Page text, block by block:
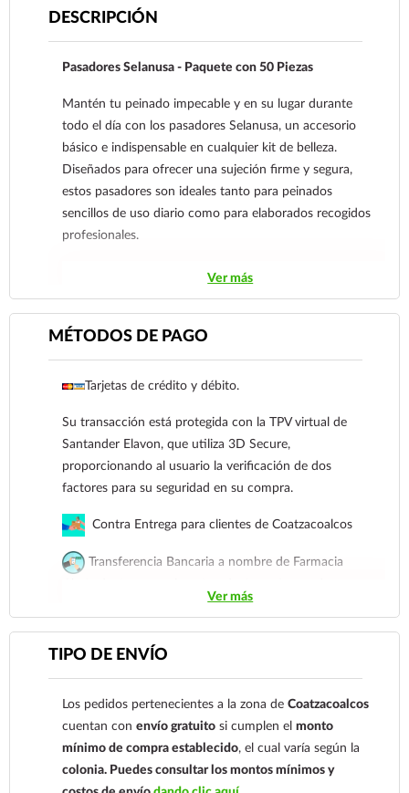
DESCRIPCIÓN
Pasadores Selanusa - Paquete con 50 Piezas
Mantén tu peinado impecable y en su lugar durante
todo el día con los pasadores Selanusa, un accesorio
básico e indispensable en cualquier kit de belleza.
Diseñados para ofrecer una sujeción firme y segura,
estos pasadores son ideales tanto para peinados
sencillos de uso diario como para elaborados recogidos
profesionales.
Características principales:
asegurando que siempre tengas suficientes a la mano
redondeadas que protegen el cuero cabelludo de
irritaciones y evitan que el cabello se troce al
colocarlos o retirarlos.
Máxima fijación:Fabricados con materiales resistentes
que mantienen su forma y presión, evitando que el
Versatilidad: Su acabado discreto los hace perfectos
para todo tipo de tonos y texturas de cabello,
permitiendo ocultarlos fácilmente en el peinado.
Ya sea para controlar mechones rebeldes o para
asegurar un peinado complejo, los pasadores Selanusa
acabado profesional en cada uso.
Métodos de pago
Tarjetas de crédito y débito.
Su transacción está protegida con la TPV virtual
de Santander Elavon, que utiliza 3D Secure,
Ver más
MÉTODOS DE PAGO
Tarjetas de crédito y débito.
Su transacción está protegida con la TPV virtual de
Santander Elavon, que utiliza 3D Secure,
proporcionando al usuario la verificación de dos
factores para su seguridad en su compra.
Contra Entrega para clientes de Coatzacoalcos
Transferencia Bancaria a nombre de Farmacia
cuenta: Clave: 014854655008143954
Para esta forma de pago el cliente deberá enviar su
comprobante de pago a al siguiente correo
nuestro
921 261 8491
Ver más
TIPO DE ENVÍO
Los pedidos pertenecientes a la zona deCoatzacoalcos
cuentan conenvío gratuito si cumplen elmonto
mínimo de compra establecido, el cual varía según la
colonia. Puedes consultar los montos mínimos y